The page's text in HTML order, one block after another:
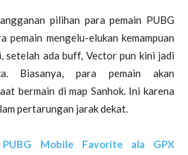
pilihan para pemain PUBG
pemain mengelu-elukan kemampuan
setelah ada buff, Vector pun kini jadi
Biasanya, para pemain akan
bermain di map Sanhok. Ini karena
pertarungan jarak dekat.
PUBG Mobile Favorite ala GPX